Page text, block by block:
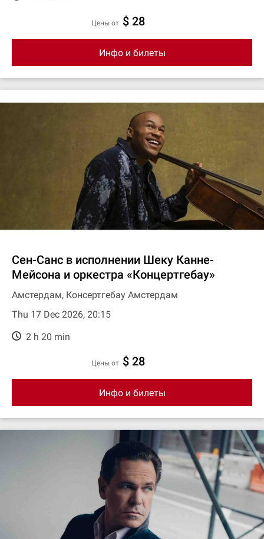
цены от $ 28
Инфо и билеты
Сен-Санс в исполнении Шеку Канне-
Мейсона и оркестра «Концертгебау»
Амстердам, Консертгебау Амстердам
Thu 17 Dec 2026, 20:15
2 h 20 min
цены от $ 28
Инфо и билеты